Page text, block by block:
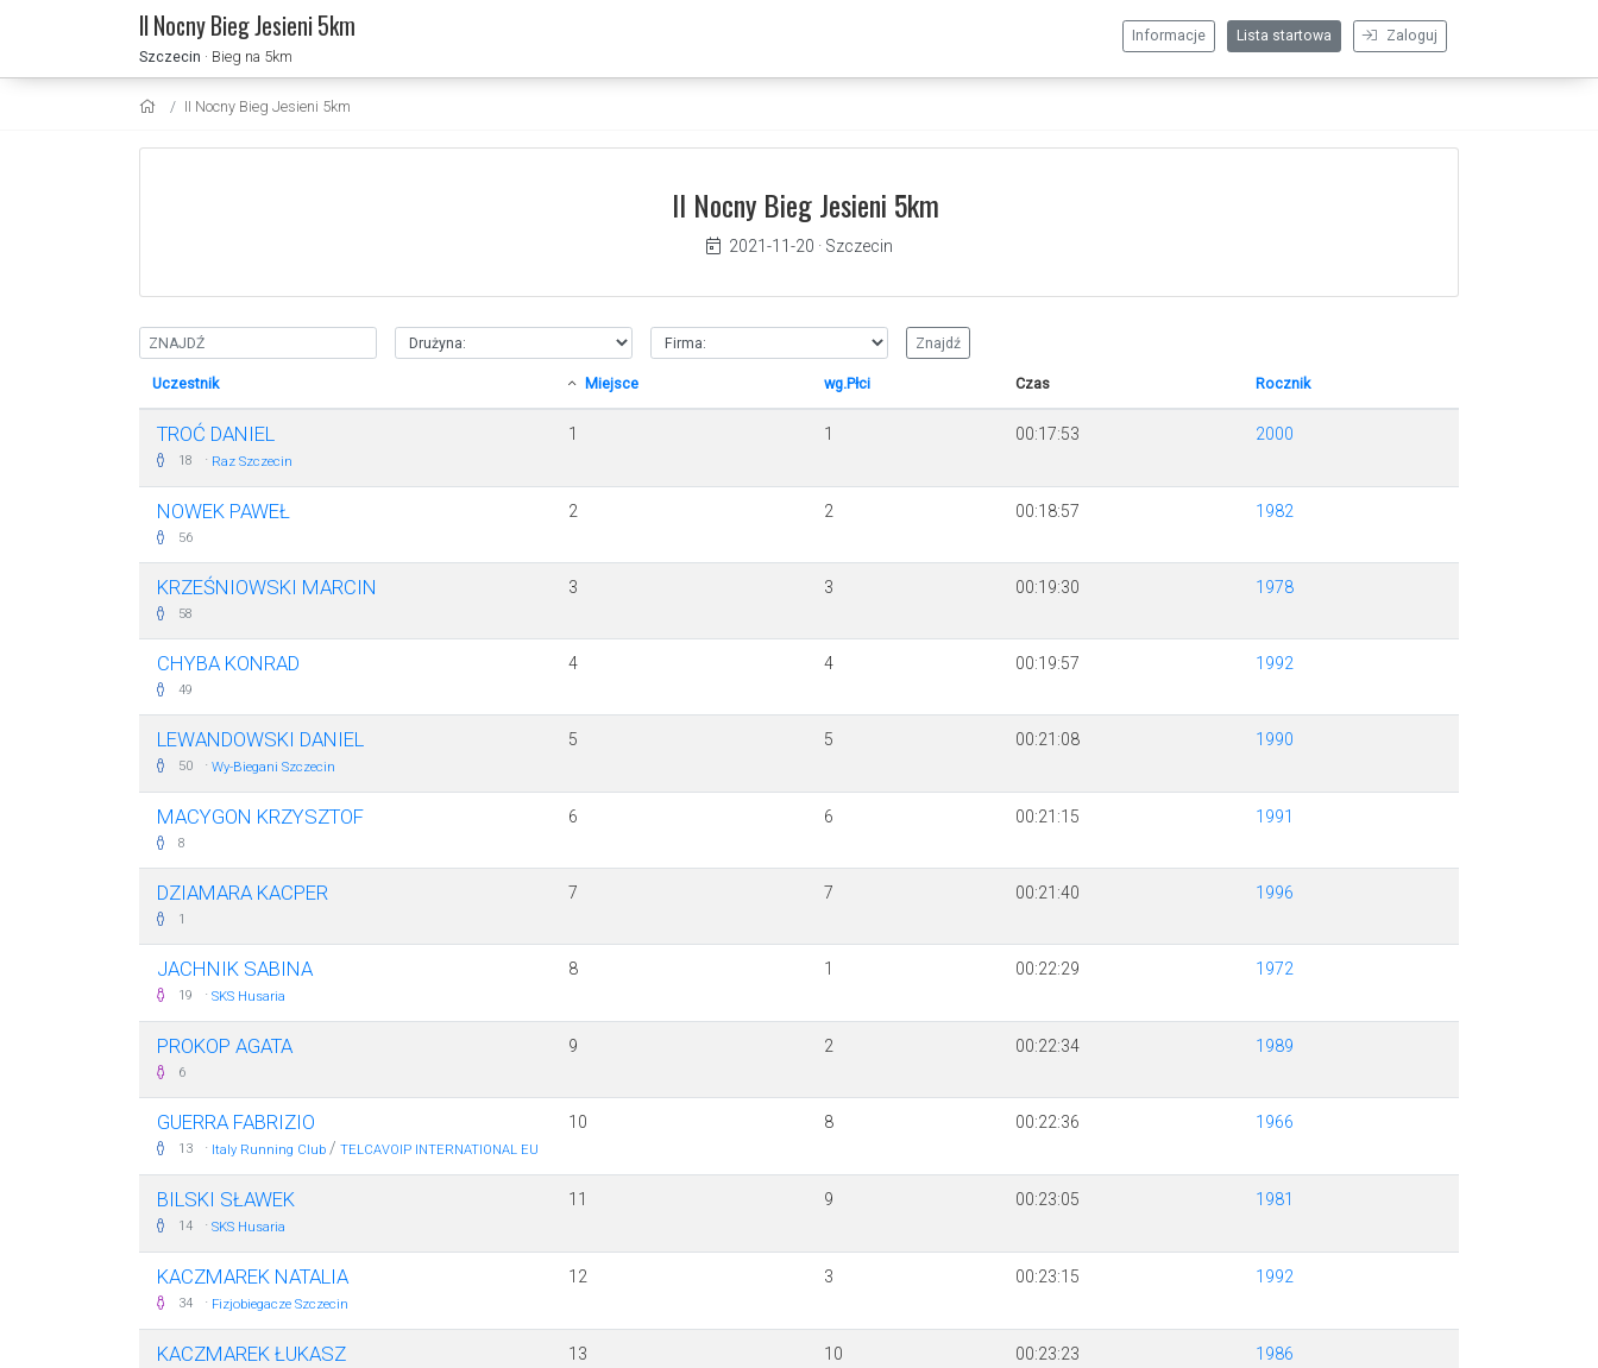
II Nocny Bieg Jesieni 5km
Szczecin · Bieg na 5km
Zaloguj
Lista startowa
Informacje
II Nocny Bieg Jesieni 5km
II Nocny Bieg Jesieni 5km
2021-11-20 · Szczecin
Uczestnik Miejsce wg.Płci Czas Rocznik
TROĆ DANIEL
18 · Raz Szczecin
1 1 00:17:53 2000
NOWEK PAWEŁ
56
2 2 00:18:57 1982
KRZEŚNIOWSKI MARCIN
58
3 3 00:19:30 1978
CHYBA KONRAD
49
4 4 00:19:57 1992
LEWANDOWSKI DANIEL
50 · Wy-Biegani Szczecin
5 5 00:21:08 1990
MACYGON KRZYSZTOF
8
6 6 00:21:15 1991
DZIAMARA KACPER
1
7 7 00:21:40 1996
JACHNIK SABINA
19 · SKS Husaria
8 1 00:22:29 1972
PROKOP AGATA
6
9 2 00:22:34 1989
GUERRA FABRIZIO
13 · Italy Running Club / TELCAVOIP INTERNATIONAL EU
10 8 00:22:36 1966
BILSKI SŁAWEK
14 · SKS Husaria
11 9 00:23:05 1981
KACZMAREK NATALIA
34 · Fizjobiegacze Szczecin
12 3 00:23:15 1992
KACZMAREK ŁUKASZ 13 10 00:23:23 1986